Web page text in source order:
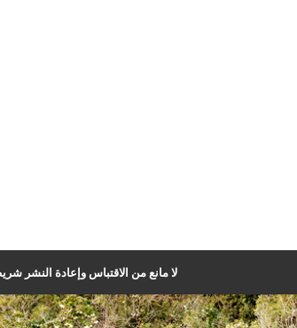
لا مانع من الاقتباس وإعادة النشر